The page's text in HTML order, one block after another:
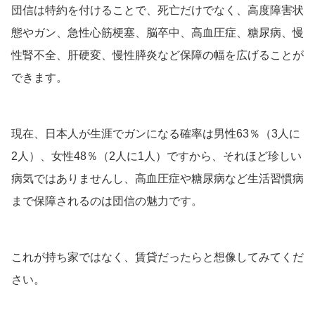
団信は特約を付けることで、死亡だけでなく、高度障害状
態やガン、急性心筋梗塞、脳卒中、高血圧症、糖尿病、慢
性腎不全、肝硬変、慢性膵炎など保障の幅を広げることが
できます。
現在、日本人が生涯でガンになる確率は男性63％（3人に
2人）、女性48％（2人に1人）ですから、それほど珍しい
病気ではありませんし、高血圧症や糖尿病など生活習慣病
まで保障されるのは団信の魅力です。
これが持ち家ではなく、賃貸だったらと想像してみてくだ
さい。